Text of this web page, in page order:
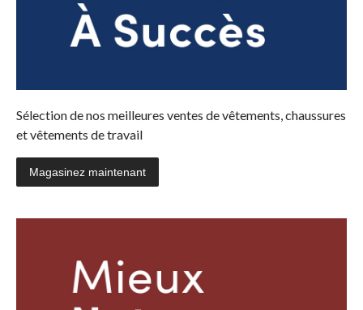
Sélection de nos meilleures ventes de vêtements, chaussures
et vêtements de travail
Magasinez maintenant